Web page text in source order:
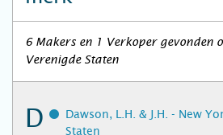
6 Makers en 1 Verkoper gevonden
Verenigde Staten
D
Dawson, L.H. & J.H. - New
Staten